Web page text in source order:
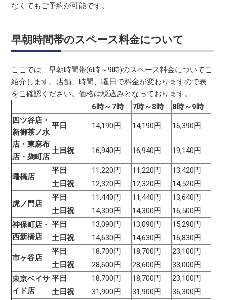
なくてもご予約が可能です。
早朝時間帯のスペース料金について
ここでは、早朝時間帯(6時～9時)のスペース料金についてご
紹介します。店舗、時間、曜日で料金が変わりますので表
をご確認ください。価格は税込みとなっております。
6時～7時
7時～8時
8時～9時
四ツ谷店・
新御茶ノ水
店・東麻布
店・麹町店
平日 14,190円 14,190円 16,390円
土日祝 16,940円 16,940円 19,140円
曙橋店
平日 11,220円 11,220円
13,420円
土日祝
12,320円 12,320円 14,520円
虎ノ門店
平日 11,440円 11,440円
13,640円
土日祝
14,300円 14,300円
16,500円
神保町店・
西新橋店
平日 13,090円 13,090円
15,290円
土日祝
14,630円 14,630円 16,830円
市ヶ谷店
平日 18,700円 18,700円
23,100円
土日祝
28,600円 28,600円
33,000円
東京ベイサ
イド店
平日 18,700円 18,700円
23,100円
土日祝
31,900円 31,900円 36,300円